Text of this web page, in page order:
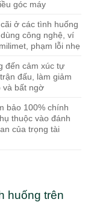
góc máy
ở các tình huống
công nghệ, ví
phạm lỗi nhẹ
đến cảm xúc tự
đấu, làm giảm
và bất ngờ
bảo 100% chính
thuộc vào đánh
của trọng tài
huống trên